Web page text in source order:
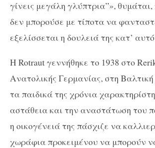
γίνεις μεγάλη γλύπτρια”», θυμάται,
δεν μπορούσε με τίποτα να
εξελίσσεται η δουλειά της κατ’
Η Rotrautγεννήθηκε το 1938 στο
Ανατολικής Γερμανίας, στη
τα παιδικά της χρόνια
αστάθεια και την αναστάτωση του
η οικογένειά της πάσχιζε να
χωράφια προκειμένου να μπορούν